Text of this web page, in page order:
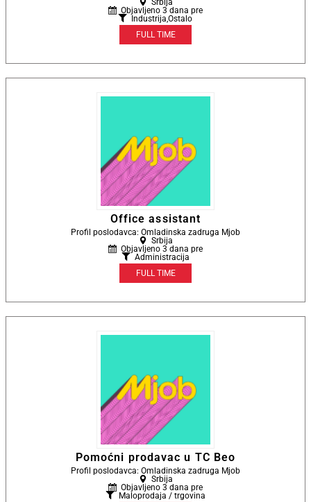
Srbija
Objavljeno 3 dana pre
Industrija,Ostalo
FULL TIME
Office assistant
Profil poslodavca: Omladinska zadruga Mjob
Srbija
Objavljeno 3 dana pre
Administracija
FULL TIME
Pomoćni prodavac u TC Beo
Profil poslodavca: Omladinska zadruga Mjob
Srbija
Objavljeno 3 dana pre
Maloprodaja / trgovina